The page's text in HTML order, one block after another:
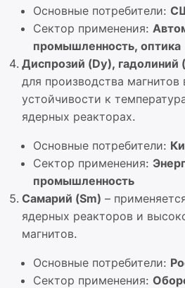
Основные потребители:
Сектор применения:
промышленность, оптика
Диспрозий (Dy), гадолиний
для производства магнитов
устойчивости к
ядерных реакторах.
Основные потребители:
Сектор применения:
промышленность
Самарий (Sm) –
ядерных реакторов и
магнитов.
Основные потребители:
Сектор применения: